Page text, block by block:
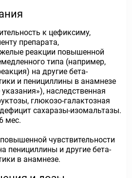
к цефиксиму,
препарата,
реакции повышенной
типа (например,
на другие бета-
и пенициллины в анамнезе
наследственная
глюкозо-галактозная
сахаразы-изомальтазы.
мес.
чувствительности
пенициллины и другие бета-
в анамнезе.